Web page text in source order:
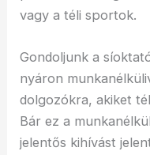
vagy a téli sportok.
Gondoljunk a
nyáron
dolgozókra, akiket
Bár ez a
jelentős kihívást